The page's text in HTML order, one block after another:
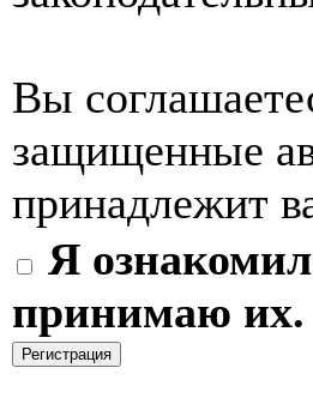
Вы
защищенные
принадлежит
Я
принимаю их.